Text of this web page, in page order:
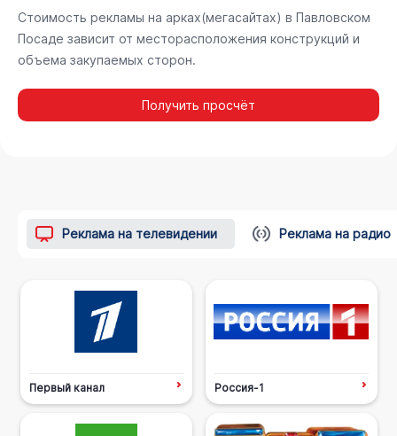
Стоимость рекламы на арках(мегасайтах) в Павловском
Посаде зависит от месторасположения конструкций и
объема закупаемых сторон.
Получить просчёт
Реклама на телевидении Реклама на радио
Первый канал Россия-1